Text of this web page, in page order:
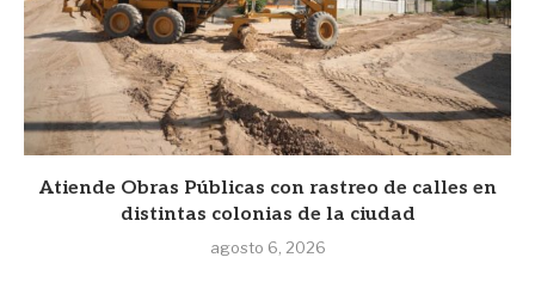
Atiende Obras Públicas con rastreo de calles en
distintas colonias de la ciudad
agosto 6, 2026